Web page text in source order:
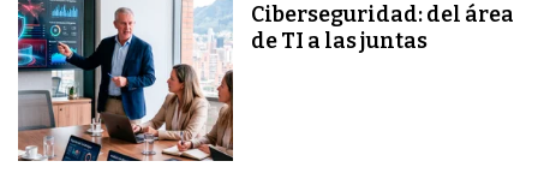
Ciberseguridad: del área
de TI a las juntas